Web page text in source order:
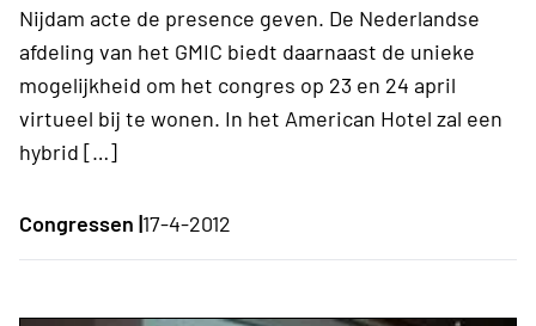
Nijdam acte de presence geven. De Nederlandse
afdeling van het GMIC biedt daarnaast de unieke
mogelijkheid om het congres op 23 en 24 april
virtueel bij te wonen. In het American Hotel zal een
hybrid […]
Congressen |17-4-2012